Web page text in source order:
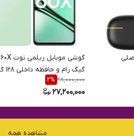
گیگ رام و حافظه داخلی 128 گیگ 4G
28,000,000
2%
27,200,000
مشاهده همه